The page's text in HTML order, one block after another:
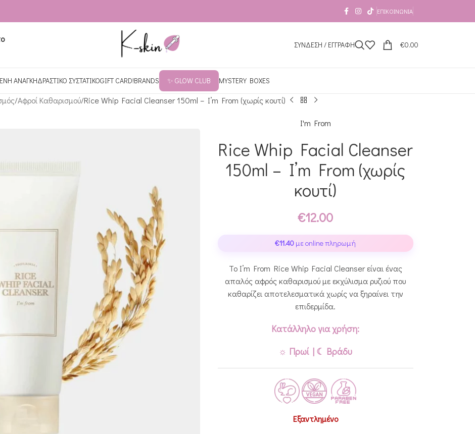
ΕΠΙΚΟΙΝΩΝΊΑ
ΣΥΝΔΕΣΗ / ΕΓΓΡΑΦΗ €0.00
ΑΝΑΓΚΗΔΡΑΣΤΙΚΟ ΣΥΣΤΑΤΙΚΟGIFT CARD!BRANDS ✨ GLOW CLUB MYSTERY BOXES
Αφροί Καθαρισμού Rice Whip Facial Cleanser 150ml – I’m From (χωρίς κουτί)
I'm From
Rice Whip Facial Cleanser
150ml – I’m From (χωρίς
κουτί)
€12.00
€11.40 με online πληρωμή
Το I’m From Rice Whip Facial Cleanser είναι ένας
απαλός αφρός καθαρισμού με εκχύλισμα ρυζιού που
καθαρίζει αποτελεσματικά χωρίς να ξηραίνει την
επιδερμίδα.
Κατάλληλο για χρήση:
☼ Πρωί | ☾ Βράδυ
Εξαντλημένο